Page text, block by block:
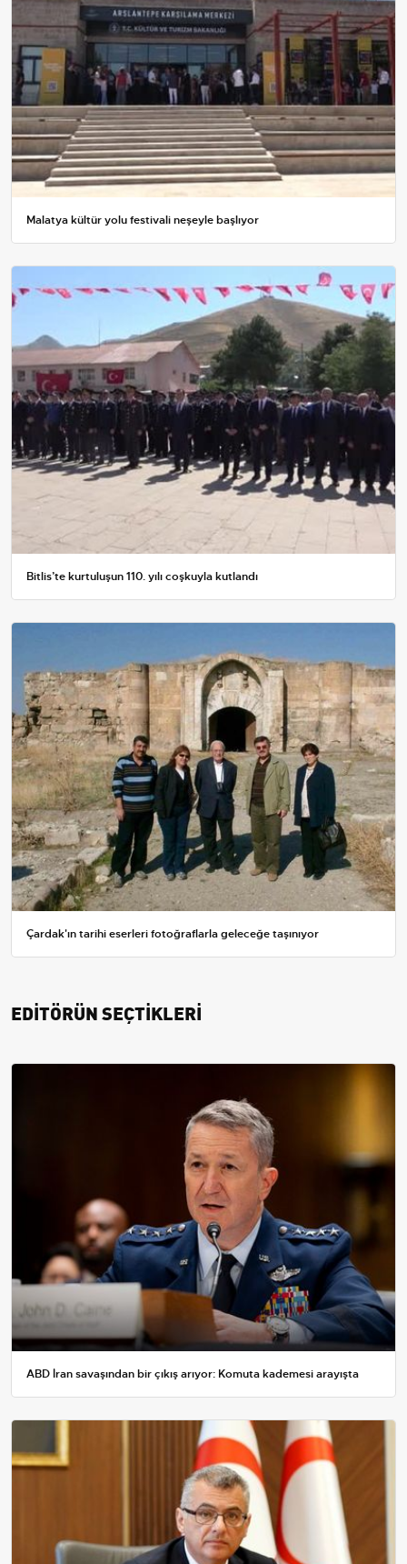
Malatya kültür yolu festivali neşeyle başlıyor
Bitlis’te kurtuluşun 110. yılı coşkuyla kutlandı
Çardak'ın tarihi eserleri fotoğraflarla geleceğe taşınıyor
EDİTÖRÜN SEÇTİKLERİ
ABD İran savaşından bir çıkış arıyor: Komuta kademesi arayışta